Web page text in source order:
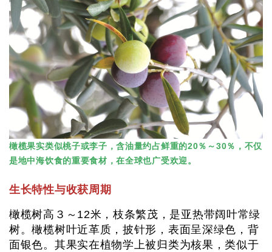
橄榄果实类似桃子或李子，含油量约占鲜重的20％～30％，不仅
是地中海饮食的重要食材，在全球也广受欢迎。
生长特性与收获周期
橄榄树高３～12米，枝条繁茂，是亚热带阔叶常绿
树。橄榄树叶近革质，披针形，表面呈深绿色，背
面银色。其果实在植物学上被归类为核果，类似于